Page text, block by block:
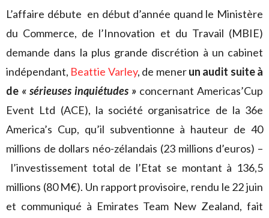
L’affaire débute en début d’année quand le Ministère
du Commerce, de l’Innovation et du Travail (MBIE)
demande dans la plus grande discrétion à un cabinet
indépendant, Beattie Varley, de menerun audit suite à
de « sérieuses inquiétudes » concernant Americas’Cup
Event Ltd (ACE), la société organisatrice de la 36e
America’s Cup, qu’il subventionne à hauteur de 40
millions de dollars néo-zélandais (23 millions d’euros) –
l’investissement total de l’Etat se montant à 136,5
millions (80 M€). Un rapport provisoire, rendu le 22 juin
et communiqué à Emirates Team New Zealand, fait